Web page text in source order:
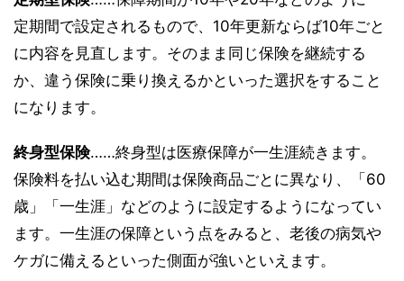
定期間で設定されるもので、10年更新ならば10年ごと
に内容を見直します。そのまま同じ保険を継続する
か、違う保険に乗り換えるかといった選択をすること
になります。
終身型保険……終身型は医療保障が一生涯続きます。
保険料を払い込む期間は保険商品ごとに異なり、「60
歳」「一生涯」などのように設定するようになってい
ます。一生涯の保障という点をみると、老後の病気や
ケガに備えるといった側面が強いといえます。